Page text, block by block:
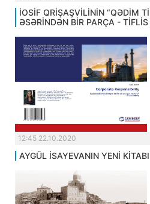
İOSİF QRİŞAŞVİLİNİN “QƏDİM
ƏSƏRİNDƏN BİR PARÇA -
12:45 22.10.2020
AYGÜL İSAYEVANIN YENİ